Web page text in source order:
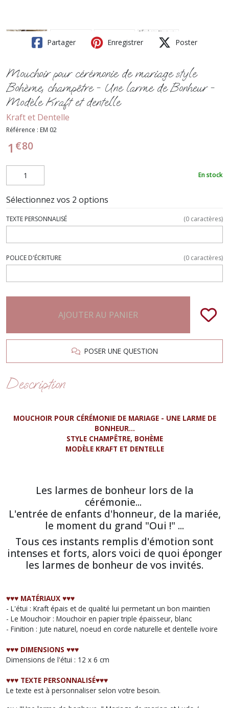
Partager Enregistrer Poster
Mouchoir pour cérémonie de mariage style
Bohème, champêtre - Une larme de Bonheur -
Modèle Kraft et dentelle
Kraft et Dentelle
Référence : EM 02
1 €80
En stock
Sélectionnez vos 2 options
TEXTE PERSONNALISÉ (0 caractères)
POLICE D'ÉCRITURE (0 caractères)
AJOUTER AU PANIER
POSER UNE QUESTION
Description
MOUCHOIR POUR CÉRÉMONIE DE MARIAGE - UNE LARME DE
BONHEUR...
STYLE CHAMPÊTRE, BOHÈME
MODÈLE KRAFT ET DENTELLE
Les larmes de bonheur lors de la
cérémonie...
L'entrée de enfants d'honneur, de la mariée,
le moment du grand "Oui !" ...
Tous ces instants remplis d'émotion sont
intenses et forts, alors voici de quoi éponger
les larmes de bonheur de vos invités.
♥︎♥︎♥︎ MATÉRIAUX ♥︎♥︎♥︎
- L'étui : Kraft épais et de qualité lui permetant un bon maintien
- Le Mouchoir : Mouchoir en papier triple épaisseur, blanc
- Finition : Jute naturel, noeud en corde naturelle et dentelle ivoire
♥︎♥︎♥︎ DIMENSIONS ♥︎♥︎♥︎
Dimensions de l'étui : 12 x 6 cm
♥︎♥︎♥︎ TEXTE PERSONNALISÉ♥︎♥︎♥︎
Le texte est à personnaliser selon votre besoin.